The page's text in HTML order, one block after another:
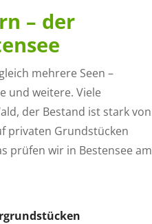
– der
mehrere Seen –
und weitere. Viele
der Bestand ist stark von
privaten Grundstücken
prüfen wir in Bestensee am